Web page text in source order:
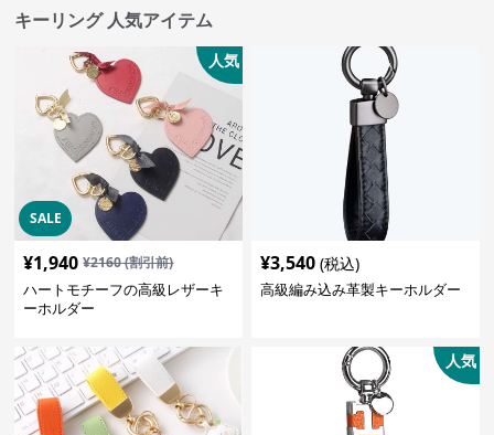
キーリング 人気アイテム
SALE
人気
¥1,940 ¥2160(割引前)
ハートモチーフの高級レザーキ
ーホルダー
¥3,540 (税込)
高級編み込み革製キーホルダー
人気